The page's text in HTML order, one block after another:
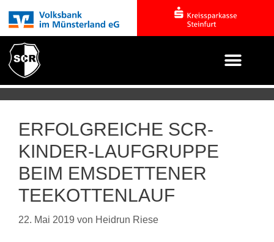
ERFOLGREICHE SCR-
KINDER-LAUFGRUPPE
BEIM EMSDETTENER
TEEKOTTENLAUF
22. Mai 2019 von Heidrun Riese